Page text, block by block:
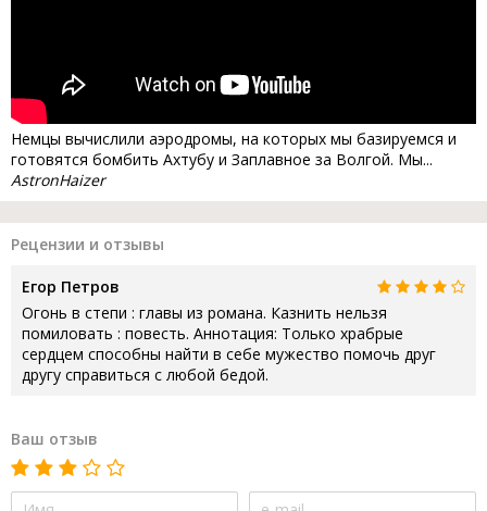
Немцы вычислили аэродромы, на которых мы базируемся и
готовятся бомбить Ахтубу и Заплавное за Волгой. Мы...
AstronHaizer
Рецензии и отзывы
Егор Петров
Огонь в степи : главы из романа. Казнить нельзя
помиловать : повесть. Аннотация: Только храбрые
сердцем способны найти в себе мужество помочь друг
другу справиться с любой бедой.
Ваш отзыв